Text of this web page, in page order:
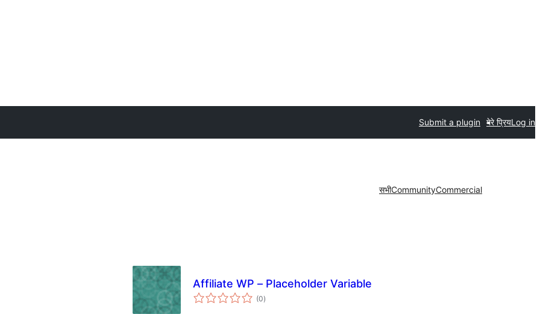
Submit a plugin मेरे प्रियLog in
सभीCommunityCommercial
Affiliate WP – Placeholder Variable
(0कुल
दर)